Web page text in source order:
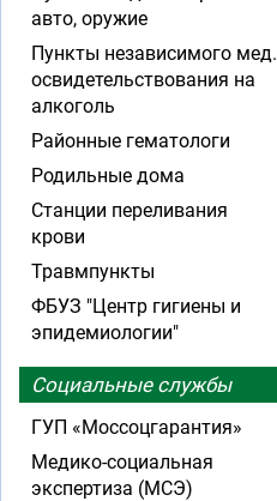
авто, оружие
Пункты независимого мед.
освидетельствования на
алкоголь
Районные гематологи
Родильные дома
Станции переливания
крови
Травмпункты
ФБУЗ "Центр гигиены и
эпидемиологии"
Социальные службы
ГУП «Моссоцгарантия»
Медико-социальная
экспертиза (МСЭ)